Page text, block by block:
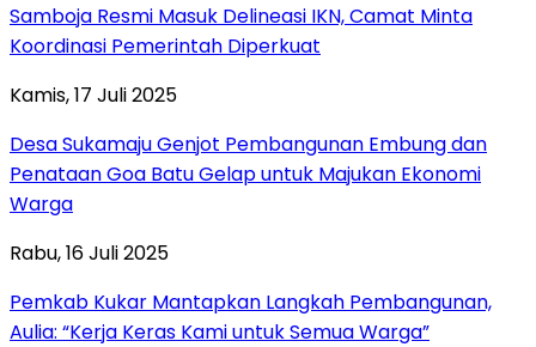
Samboja Resmi Masuk Delineasi IKN, Camat Minta
Koordinasi Pemerintah Diperkuat
Kamis, 17 Juli 2025
Desa Sukamaju Genjot Pembangunan Embung dan
Penataan Goa Batu Gelap untuk Majukan Ekonomi
Warga
Rabu, 16 Juli 2025
Pemkab Kukar Mantapkan Langkah Pembangunan,
Aulia: “Kerja Keras Kami untuk Semua Warga”